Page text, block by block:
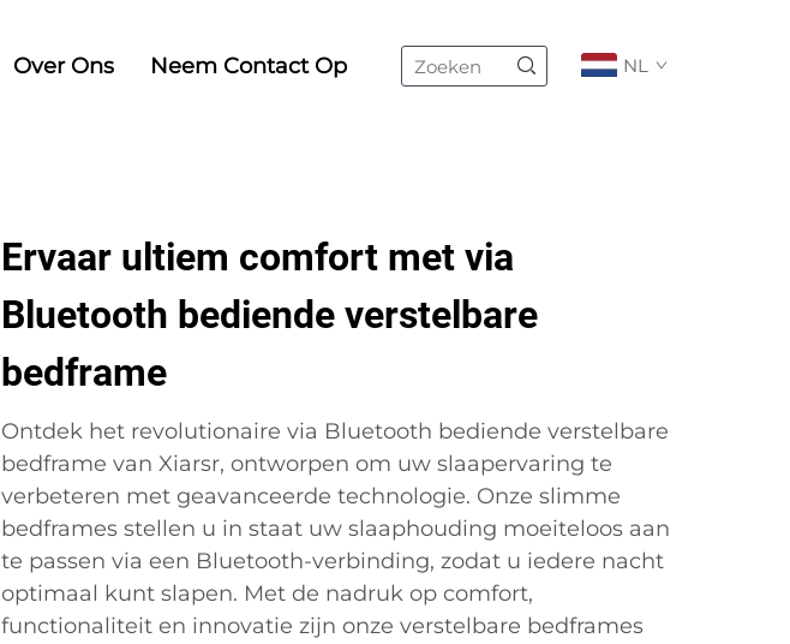
Over Ons Neem Contact Op NL
Ervaar ultiem comfort met via
Bluetooth bediende verstelbare
bedframe
Ontdek het revolutionaire via Bluetooth bediende verstelbare
bedframe van Xiarsr, ontworpen om uw slaapervaring te
verbeteren met geavanceerde technologie. Onze slimme
bedframes stellen u in staat uw slaaphouding moeiteloos aan
te passen via een Bluetooth-verbinding, zodat u iedere nacht
optimaal kunt slapen. Met de nadruk op comfort,
functionaliteit en innovatie zijn onze verstelbare bedframes